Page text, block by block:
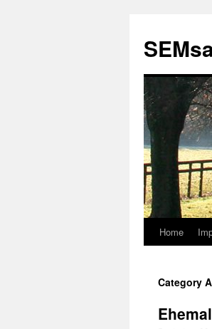
Skip
content
Home
Category